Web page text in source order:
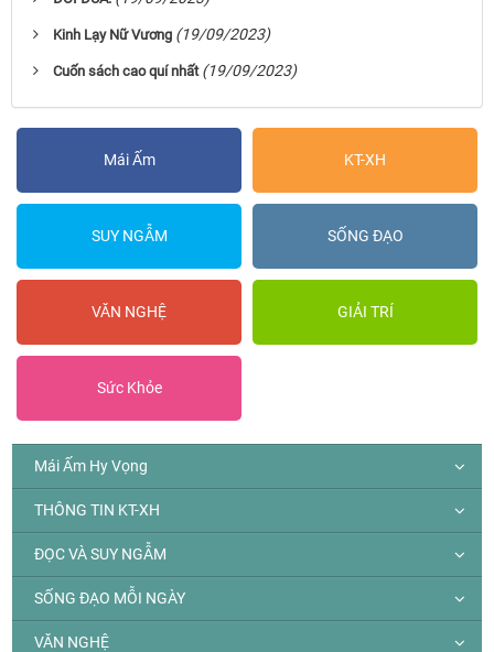
Kinh Lạy Nữ Vương (19/09/2023)
Cuốn sách cao quí nhất (19/09/2023)
Mái Ấm KT-XH
SUY NGẪM SỐNG ĐẠO
VĂN NGHỆ GIẢI TRÍ
Sức Khỏe
Mái Ấm Hy Vọng
THÔNG TIN KT-XH
ĐỌC VÀ SUY NGẪM
SỐNG ĐẠO MỖI NGÀY
VĂN NGHỆ